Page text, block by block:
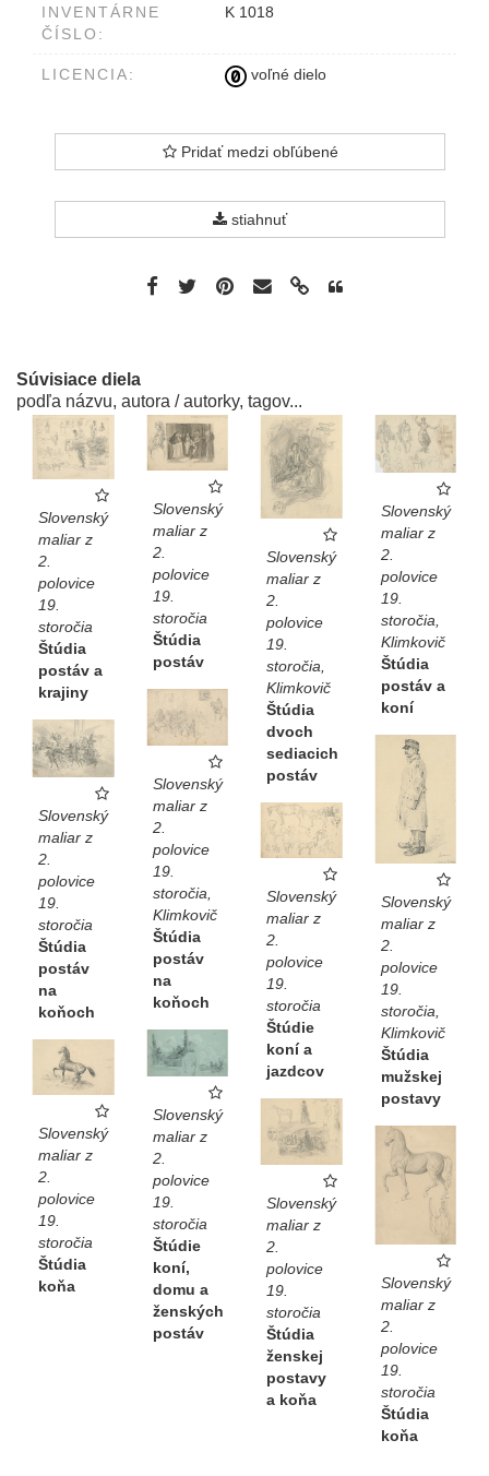
INVENTÁRNE
ČÍSLO:
K 1018
LICENCIA: voľné dielo
Pridať medzi obľúbené
stiahnuť
Súvisiace diela
podľa názvu, autora / autorky, tagov...
Slovenský
maliar z
2.
polovice
19.
storočia
Štúdia
postáv a
krajiny
Slovenský
maliar z
2.
polovice
19.
storočia
Štúdia
postáv
Slovenský
maliar z
2.
polovice
19.
storočia,
Klimkovič
Štúdia
dvoch
sediacich
postáv
Slovenský
maliar z
2.
polovice
19.
storočia,
Klimkovič
Štúdia
postáv a
koní
Slovenský
maliar z
2.
polovice
19.
storočia,
Klimkovič
Štúdia
postáv
na
koňoch
Slovenský
maliar z
2.
polovice
19.
storočia
Štúdia
postáv
na
koňoch
Slovenský
maliar z
2.
polovice
19.
storočia,
Klimkovič
Štúdia
mužskej
postavy
Slovenský
maliar z
2.
polovice
19.
storočia
Štúdie
koní a
jazdcov
Slovenský
maliar z
2.
polovice
19.
storočia
Štúdie
koní,
domu a
ženských
postáv
Slovenský
maliar z
2.
polovice
19.
storočia
Štúdia
koňa
Slovenský
maliar z
2.
polovice
19.
storočia
Štúdia
ženskej
postavy
a koňa
Slovenský
maliar z
2.
polovice
19.
storočia
Štúdia
koňa